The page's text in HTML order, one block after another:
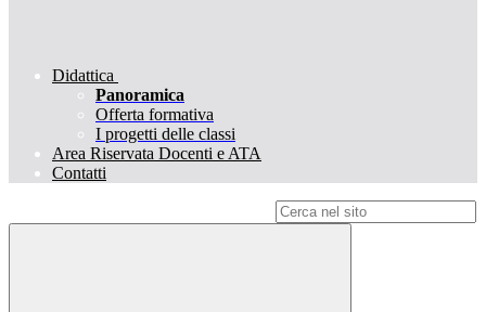
Didattica
Panoramica
Offerta formativa
I progetti delle classi
Area Riservata Docenti e ATA
Contatti